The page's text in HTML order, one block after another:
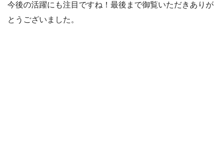
今後の活躍にも注目ですね！最後まで御覧いただきありが
とうございました。